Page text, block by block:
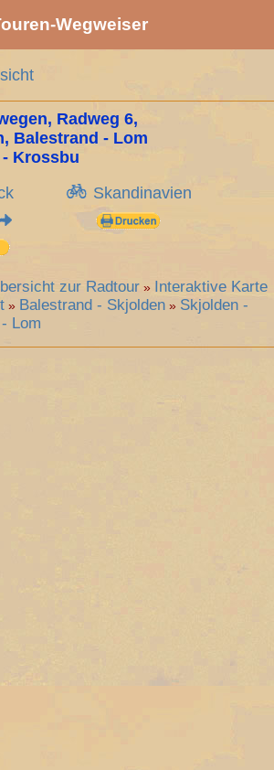
Wegweiser
Radweg6,
Balestrand - Lom
Krossbu
Skandinavien
zur Radtour » Interaktive Karte
» Balestrand - Skjolden » Skjolden -
Lom